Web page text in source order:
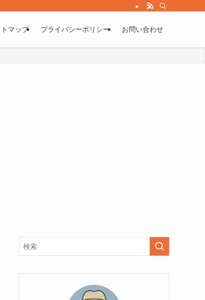
マップ プライバシーポリシー お問い合わせ